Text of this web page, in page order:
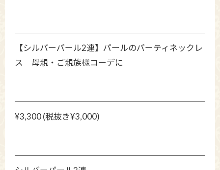
【シルバーパール2連】パールのパーティネックレ
ス 母親・ご親族様コーデに
¥3,300 (税抜き¥3,000)